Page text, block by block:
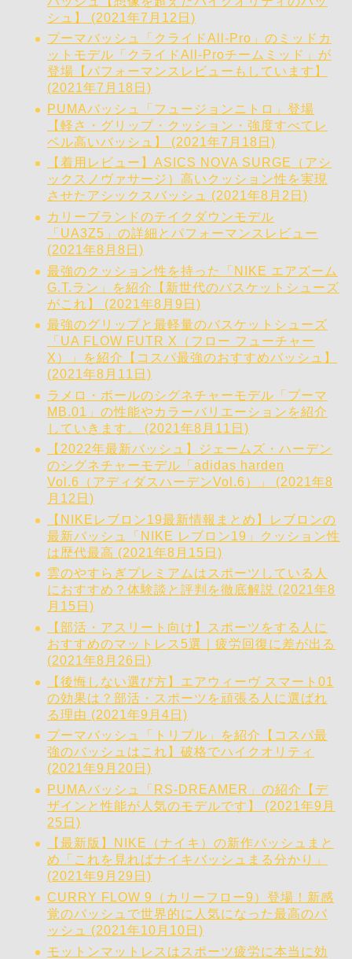
シュ】 (2021年7月12日)
プーマバッシュ「クライドAll-Pro」のミッドカ
ットモデル「クライドAll-Proチームミッド」が
登場【パフォーマンスレビューもしています】
(2021年7月18日)
PUMAバッシュ「フュージョンニトロ」登場
【軽さ・グリップ・クッション・強度すべてレ
ベル高いバッシュ】 (2021年7月18日)
【着用レビュー】ASICS NOVA SURGE（アシ
ックスノヴァサージ）高いクッション性を実現
させたアシックスバッシュ (2021年8月2日)
カリーブランドのテイクダウンモデル
「UA3Z5」の詳細とパフォーマンスレビュー
(2021年8月8日)
最強のクッション性を持った「NIKE エアズーム
G.T.ラン」を紹介【新世代のバスケットシューズ
がこれ】 (2021年8月9日)
最強のグリップと最軽量のバスケットシューズ
「UA FLOW FUTR X（フロー フューチャー
X）」を紹介【コスパ最強のおすすめバッシュ】
(2021年8月11日)
ラメロ・ボールのシグネチャーモデル「プーマ
MB.01」の性能やカラーバリエーションを紹介
していきます。 (2021年8月11日)
【2022年最新バッシュ】ジェームズ・ハーデン
のシグネチャーモデル「adidas harden
Vol.6（アディダスハーデンVol.6）」 (2021年8
月12日)
【NIKEレブロン19最新情報まとめ】レブロンの
最新バッシュ「NIKE レブロン19」クッション性
は歴代最高 (2021年8月15日)
雲のやすらぎプレミアムはスポーツしている人
におすすめ？体験談と評判を徹底解説 (2021年8
月15日)
【部活・アスリート向け】スポーツをする人に
おすすめのマットレス5選｜疲労回復に差が出る
(2021年8月26日)
【後悔しない選び方】エアウィーヴ スマート01
の効果は？部活・スポーツを頑張る人に選ばれ
る理由 (2021年9月4日)
プーマバッシュ「トリプル」を紹介【コスパ最
強のバッシュはこれ】破格でハイクオリティ
(2021年9月20日)
PUMAバッシュ「RS-DREAMER」の紹介【デ
ザインと性能が人気のモデルです】 (2021年9月
25日)
【最新版】NIKE（ナイキ）の新作バッシュまと
め「これを見ればナイキバッシュまる分かり」
(2021年9月29日)
CURRY FLOW 9（カリーフロー9）登場！新感
覚のバッシュで世界的に人気になった最高のバ
ッシュ (2021年10月10日)
モットンマットレスはスポーツ疲労に本当に効